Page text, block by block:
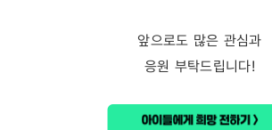
앞으로도 많은 관심과
응원 부탁드립니다!